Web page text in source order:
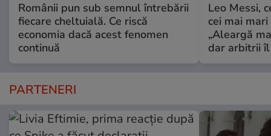
Românii pun sub semnul întrebării
fiecare cheltuială. Ce riscă
economia dacă acest fenomen
continuă
Leo Messi,
cei mai
„Aleargă
dar arbitrii îl
PARTENERI